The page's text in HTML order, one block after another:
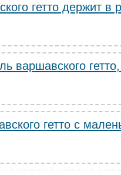
гетто держит в
варшавского
гетто с